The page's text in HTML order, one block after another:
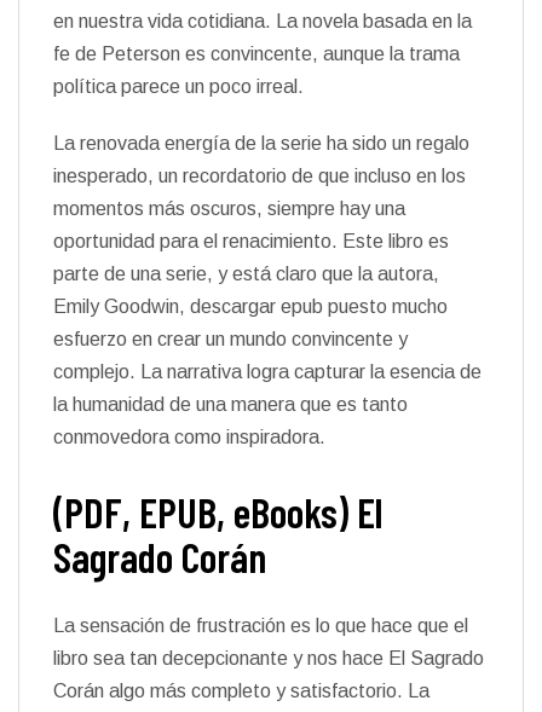
en nuestra vida cotidiana. La novela basada en la
fe de Peterson es convincente, aunque la trama
política parece un poco irreal.
La renovada energía de la serie ha sido un regalo
inesperado, un recordatorio de que incluso en los
momentos más oscuros, siempre hay una
oportunidad para el renacimiento. Este libro es
parte de una serie, y está claro que la autora,
Emily Goodwin, descargar epub puesto mucho
esfuerzo en crear un mundo convincente y
complejo. La narrativa logra capturar la esencia de
la humanidad de una manera que es tanto
conmovedora como inspiradora.
(PDF, EPUB, eBooks) El
Sagrado Corán
La sensación de frustración es lo que hace que el
libro sea tan decepcionante y nos hace El Sagrado
Corán algo más completo y satisfactorio. La